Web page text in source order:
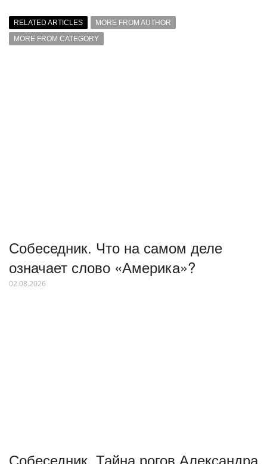
RELATED ARTICLES
MORE FROM AUTHOR
MORE FROM CATEGORY
Собеседник. Что на самом деле
означает слово «Америка»?
02.08.2026
Собеседник. Тайна рогов Александра